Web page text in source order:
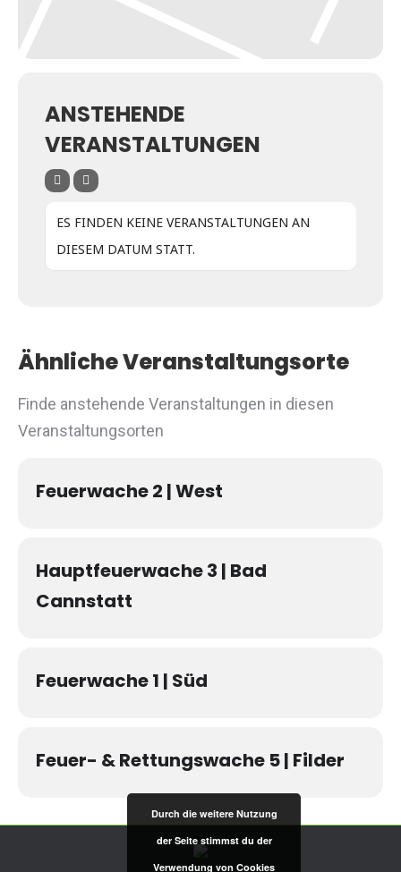
ANSTEHENDE
VERANSTALTUNGEN
ES FINDEN KEINE VERANSTALTUNGEN AN
DIESEM DATUM STATT.
Ähnliche Veranstaltungsorte
Finde anstehende Veranstaltungen in diesen
Veranstaltungsorten
Feuerwache 2 | West
Hauptfeuerwache 3 | Bad
Cannstatt
Feuerwache 1 | Süd
Feuer- & Rettungswache 5 | Filder
Durch die weitere Nutzung
der Seite stimmst du der
Verwendung von Cookies